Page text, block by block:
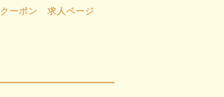
クーポン
求人ページ